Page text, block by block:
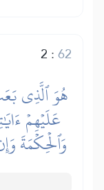
2 :62
هُوَ ٱلَّذِي
عَلَيۡهِمۡ
وَٱلۡحِكۡمَةَ